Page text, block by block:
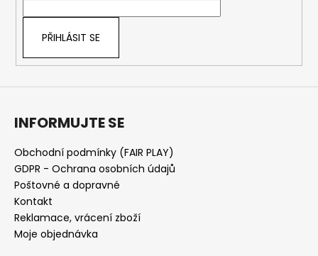
PŘIHLÁSIT SE
INFORMUJTE SE
Obchodní podmínky (FAIR PLAY)
GDPR - Ochrana osobních údajů
Poštovné a dopravné
Kontakt
Reklamace, vrácení zboží
Moje objednávka